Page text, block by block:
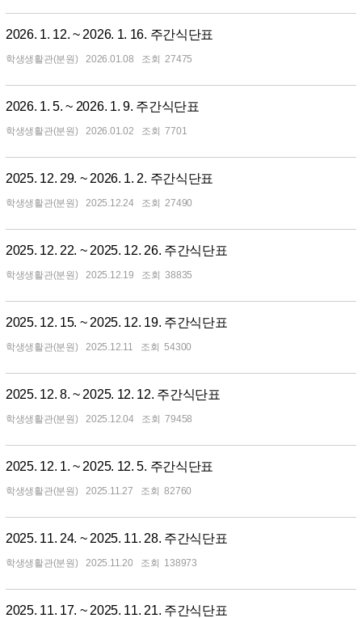
2026. 1. 12. ~ 2026. 1. 16. 주간식단표
학생생활관(분원) 2026.01.08 27475
2026. 1. 5. ~ 2026. 1. 9. 주간식단표
학생생활관(분원) 2026.01.02 7701
2025. 12. 29. ~ 2026. 1. 2. 주간식단표
학생생활관(분원) 2025.12.24 27490
2025. 12. 22. ~ 2025. 12. 26. 주간식단표
학생생활관(분원) 2025.12.19 38835
2025. 12. 15. ~ 2025. 12. 19. 주간식단표
학생생활관(분원) 2025.12.11 54300
2025. 12. 8. ~ 2025. 12. 12. 주간식단표
학생생활관(분원) 2025.12.04 79458
2025. 12. 1. ~ 2025. 12. 5. 주간식단표
학생생활관(분원) 2025.11.27 82760
2025. 11. 24. ~ 2025. 11. 28. 주간식단표
학생생활관(분원) 2025.11.20 138973
2025. 11. 17. ~ 2025. 11. 21. 주간식단표